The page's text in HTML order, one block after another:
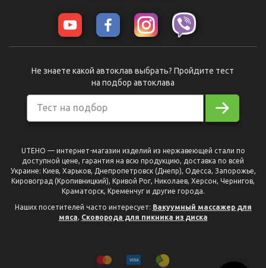
Тест на подбор
Не знаете какой автоклав выбрать? Пройдите тест
на подбор автоклава
UTEHO — интернет-магазин изделий из нержавеющей стали по
доступной цене, гарантия на всю продукцию, доставка по всей
Украине: Киев, Харьков, Днепропетровск (Днепр), Одесса, Запорожье,
Кировоград (Кропивницкий), Кривой Рог, Николаев, Херсон, Чернигов,
Краматорск, Кременчуг и другие города.
Наших посетителей часто интересует: Вакуумный массажер для
мяса, Сковорода для пикника из диска